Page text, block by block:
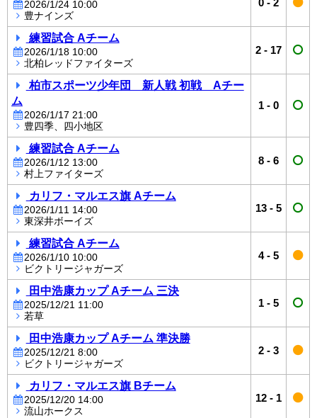
2026/1/24 10:00
豊ナインズ
0 - 2
練習試合 Aチーム
2026/1/18 10:00
北柏レッドファイターズ
2 - 17
柏市スポーツ少年団 新人戦 初戦 Aチー
ム
2026/1/17 21:00
豊四季、四小地区
1 - 0
練習試合 Aチーム
2026/1/12 13:00
村上ファイターズ
8 - 6
カリフ・マルエス旗 Aチーム
2026/1/11 14:00
東深井ボーイズ
13 - 5
練習試合 Aチーム
2026/1/10 10:00
ビクトリージャガーズ
4- 5
田中浩康カップ Aチーム 三決
2025/12/21 11:00
若草
1 - 5
田中浩康カップ Aチーム 準決勝
2025/12/21 8:00
ビクトリージャガーズ
2 - 3
カリフ・マルエス旗 Bチーム
2025/12/20 14:00
流山ホークス
12 - 1